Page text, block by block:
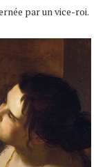
par un vice-roi.